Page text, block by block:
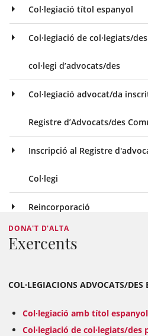
Col·legiació títol espanyol
Col·legiació de col·legiats/
col·legi d’advocats/des
Col·legiació advocat/da
Registre d’Advocats/des
Inscripció al Registre
Col·legi
Reincorporació
DONA'T D'ALTA
Exercents
COL·LEGIACIONS ADVOCATS/DES
Col·legiació amb títol espanyol
Col·legiació de col·legiats/des